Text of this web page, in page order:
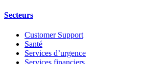
Secteurs
Customer Support
Santé
Services d’urgence